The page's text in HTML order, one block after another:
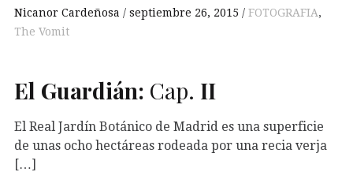
Nicanor Cardeñosa septiembre 26, 2015 FOTOGRAFIA,
The Vomit
El Guardián: Cap. II
El Real Jardín Botánico de Madrid es una superficie
de unas ocho hectáreas rodeada por una recia verja
[…]